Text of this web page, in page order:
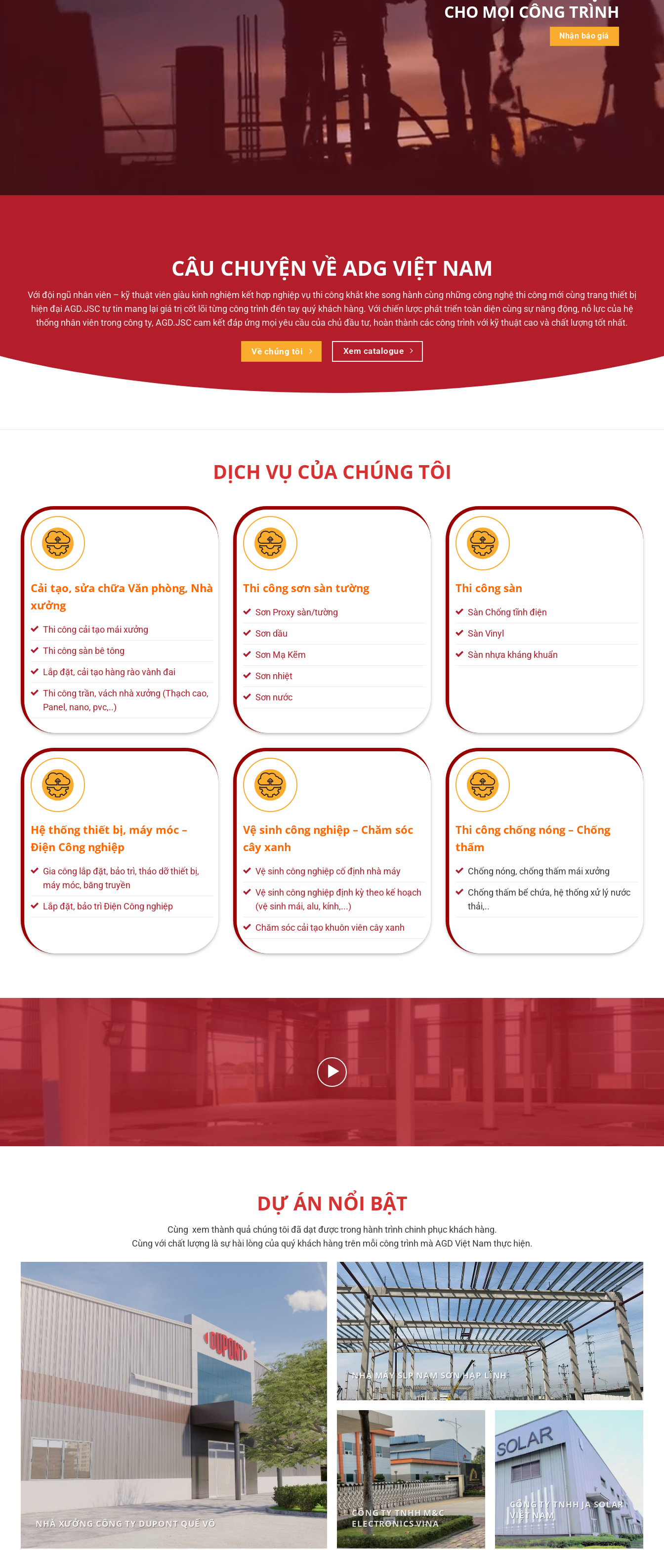
CHO MỌI CÔNG TRÌNH
Nhận báo giá
CÂU CHUYỆN VỀ ADG VIỆT NAM
Với đội ngũ nhân viên – kỹ thuật viên giàu kinh nghiệm kết hợp nghiệp vụ thi công khắt khe song hành cùng những công nghệ thi công mới cùng trang thiết bị
hiện đại AGD.JSC tự tin mang lại giá trị cốt lõi từng công trình đến tay quý khách hàng. Với chiến lược phát triển toàn diện cùng sự năng động, nỗ lực của hệ
thống nhân viên trong công ty, AGD.JSC cam kết đáp ứng mọi yêu cầu của chủ đầu tư, hoàn thành các công trình với kỹ thuật cao và chất lượng tốt nhất.
Về chúng tôi Xem catalogue
DỊCH VỤ CỦA CHÚNG TÔI
Cải tạo, sửa chữa Văn phòng, Nhà
xưởng
Thi công cải tạo mái xưởng
Thi công sàn bê tông
Lắp đặt, cải tạo hàng rào vành đai
Thi công trần, vách nhà xưởng (Thạch cao,
Panel, nano, pvc,..)
Thi công sơn sàn tường
Sơn Proxy sàn/tường
Sơn dầu
Sơn Mạ Kẽm
Sơn nhiệt
Sơn nước
Thi công sàn
Sàn Chống tĩnh điện
Sàn Vinyl
Sàn nhựa kháng khuẩn
Hệ thống thiết bị, máy móc –
Điện Công nghiệp
Gia công lắp đặt, bảo trì, tháo dỡ thiết bị,
máy móc, băng truyền
Lắp đặt, bảo trì Điện Công nghiệp
Vệ sinh công nghiệp – Chăm sóc
cây xanh
Vệ sinh công nghiệp cố định nhà máy
Vệ sinh công nghiệp định kỳ theo kế hoạch
(vệ sinh mái, alu, kính,...)
Chăm sóc cải tạo khuôn viên cây xanh
Thi công chống nóng – Chống
thấm
Chống nóng, chống thấm mái xưởng
Chống thấm bể chứa, hệ thống xử lý nước
thải,..
DỰ ÁN NỔI BẬT
Cùng xem thành quả chúng tôi đã dạt được trong hành trình chinh phục khách hàng.
Cùng với chất lượng là sự hài lòng của quý khách hàng trên mỗi công trình mà AGD Việt Nam thực hiện.
NHÀ XƯỞNG CÔNG TY DUPONT QUẾ VÕ
NHÀ MÁY SLP NAM SƠN HẠP LĨNH
CÔNG TY TNHH M&C
ELECTRONICS VINA
CÔNG TY TNHH JA SOLAR
VIỆT NAM